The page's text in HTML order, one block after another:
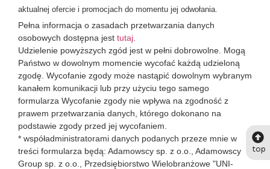
top
aktualnej ofercie i promocjach do momentu jej odwołania.
Pełna informacja o zasadach przetwarzania danych
osobowych dostępna jest tutaj
Udzielenie powyższych zgód jest w pełni dobrowolne. Mogą
Państwo w dowolnym momencie wycofać każdą udzieloną
zgodę. Wycofanie zgody może nastąpić dowolnym wybranym
kanałem komunikacji lub przy użyciu tego samego
formularza Wycofanie zgody nie wpływa na zgodność z
prawem przetwarzania danych, którego dokonano na
podstawie zgody przed jej wycofaniem.
* współadministratorami danych podanych przeze mnie w
treści formularza będą: Adamowscy sp. z o.o., Adamowscy
Group sp. z o.o., Przedsiębiorstwo Wielobranżowe "UNI-